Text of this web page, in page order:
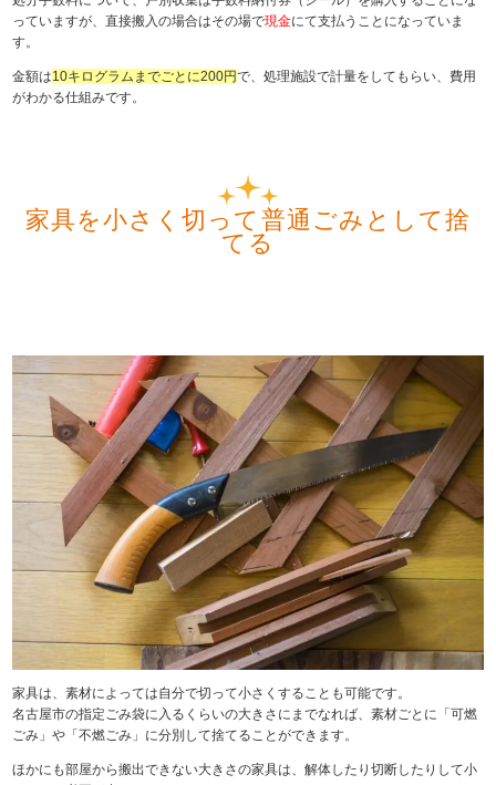
っていますが、直接搬入の場合はその場で現金にて支払うことになっていま
す。
金額は10キログラムまでごとに200円で、処理施設で計量をしてもらい、費用
がわかる仕組みです。
家具を小さく切って普通ごみとして捨
てる
家具は、素材によっては自分で切って小さくすることも可能です。
名古屋市の指定ごみ袋に入るくらいの大きさにまでなれば、素材ごとに「可燃
ごみ」や「不燃ごみ」に分別して捨てることができます。
ほかにも部屋から搬出できない大きさの家具は、解体したり切断したりして小